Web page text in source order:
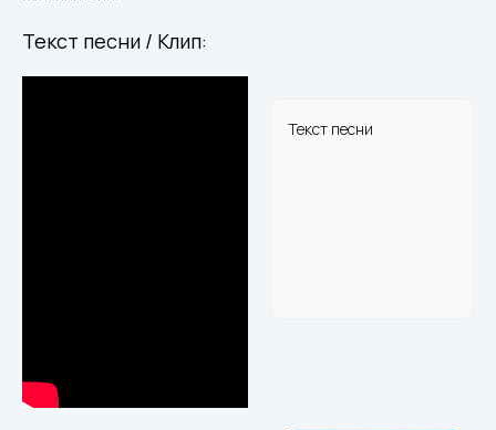
Текст песни / Клип:
Текст песни